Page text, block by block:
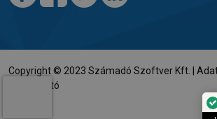
Copyright © 2023 Számadó Szoftver Kft. |
tájékoztató